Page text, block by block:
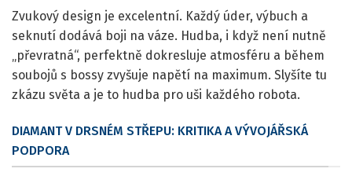
Zvukový design je excelentní. Každý úder, výbuch a
seknutí dodává boji na váze. Hudba, i když není nutně
„převratná“, perfektně dokresluje atmosféru a během
soubojů s bossy zvyšuje napětí na maximum. Slyšíte tu
zkázu světa a je to hudba pro uši každého robota.
DIAMANT V DRSNÉM STŘEPU: KRITIKA A VÝVOJÁŘSKÁ
PODPORA